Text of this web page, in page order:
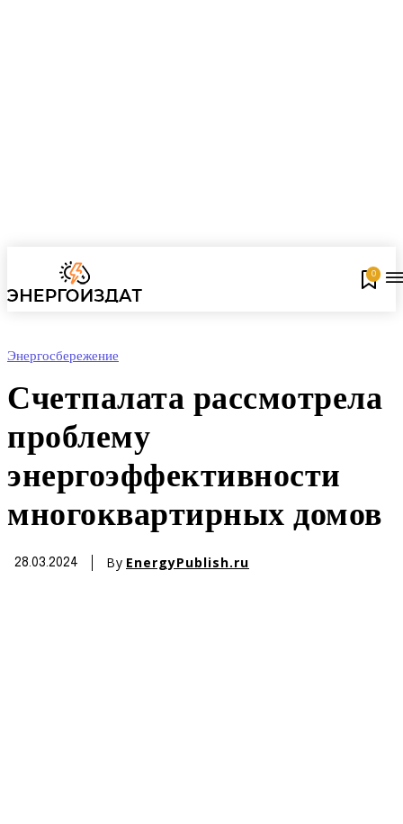
0
Энергосбережение
Счетпалата рассмотрела
проблему
энергоэффективности
многоквартирных домов
28.03.2024 By EnergyPublish.ru